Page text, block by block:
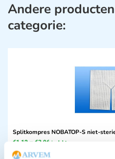
Andere
categorie:
Splitkompres NOBATOP-S niet-
€1,12 – €3,96 incl. btw
1.03 excl. btw